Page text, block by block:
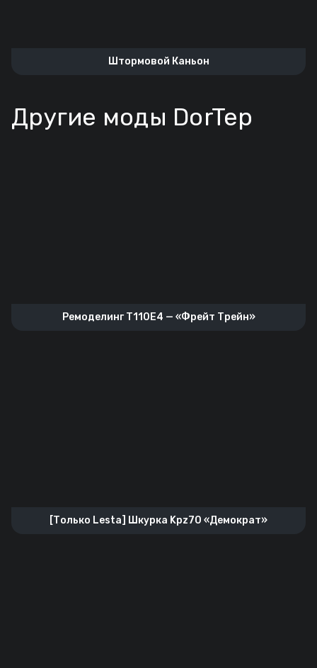
Штормовой Каньон
Другие моды DorTep
Ремоделинг T110E4 — «Фрейт Трейн»
[Только Lesta] Шкурка Kpz70 «Демократ»